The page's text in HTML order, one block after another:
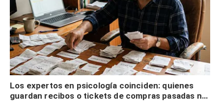
Los expertos en psicología coinciden: quienes
guardan recibos o tickets de compras pasadas no